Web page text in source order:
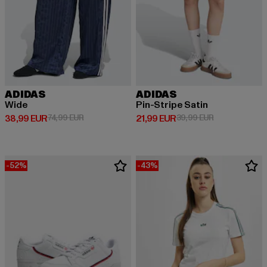
ADIDAS
Wide
38,99 EUR
Ajankohtainen hinta: 38,99 EUR
74,99 EURKampanjahinta: 74,99 EUR
ADIDAS
Pin-Stripe Satin
21,99 EUR
Ajankohtainen hinta: 21,99 EUR
39,99 EUR
-52% -43%